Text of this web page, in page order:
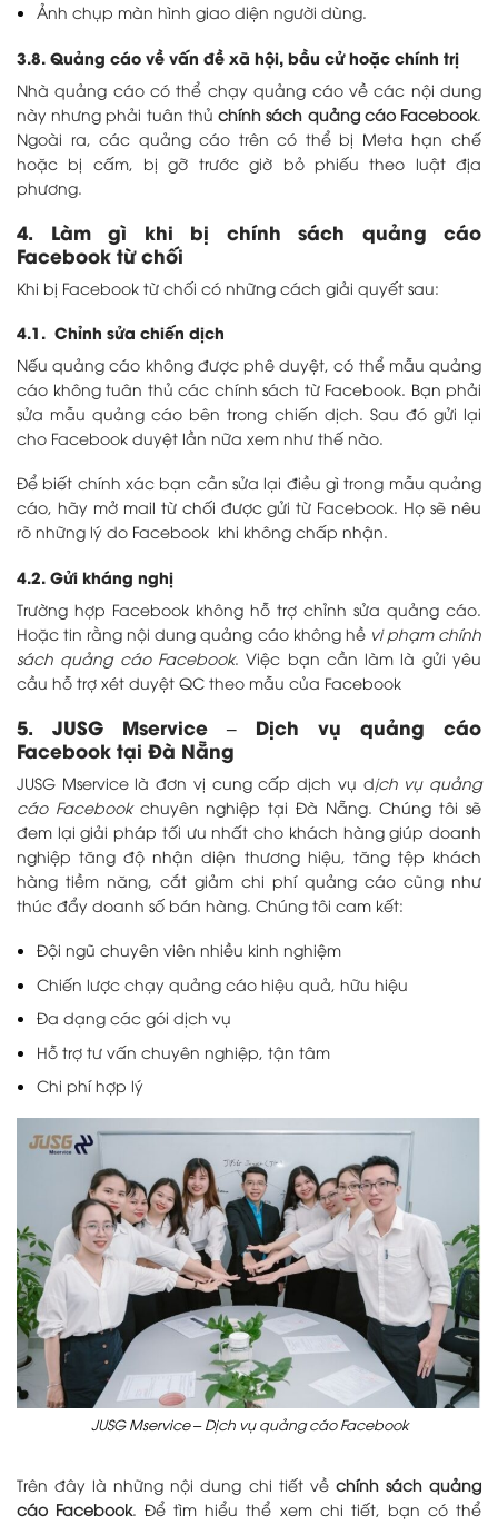
Ảnh chụp màn hình giao diện người dùng.
3.8. Quảng cáo về vấn đề xã hội, bầu cử hoặc chính trị
Nhà quảng cáo có thể chạy quảng cáo về các nội dung
này nhưng phải tuân thủ chính sách quảng cáo Facebook.
Ngoài ra, các quảng cáo trên có thể bị Meta hạn chế
hoặc bị cấm, bị gỡ trước giờ bỏ phiếu theo luật địa
phương.
4. Làm gì khi bị chính sách quảng cáo
Facebook từ chối
Khi bị Facebook từ chối có những cách giải quyết sau:
4.1. Chỉnh sửa chiến dịch
Nếu quảng cáo không được phê duyệt, có thể mẫu quảng
cáo không tuân thủ các chính sách từ Facebook. Bạn phải
sửa mẫu quảng cáo bên trong chiến dịch. Sau đó gửi lại
cho Facebook duyệt lần nữa xem như thế nào.
Để biết chính xác bạn cần sửa lại điều gì trong mẫu quảng
cáo, hãy mở mail từ chối được gửi từ Facebook. Họ sẽ nêu
rõ những lý do Facebook khi không chấp nhận.
4.2. Gửi kháng nghị
Trường hợp Facebook không hỗ trợ chỉnh sửa quảng cáo.
Hoặc tin rằng nội dung quảng cáo không hề vi phạm chính
sách quảng cáo Facebook. Việc bạn cần làm là gửi yêu
cầu hỗ trợ xét duyệt QC theo mẫu của Facebook
5. JUSG Mservice – Dịch vụ quảng cáo
Facebook tại Đà Nẵng
JUSG Mservice là đơn vị cung cấp dịch vụ dịch vụ quảng
cáo Facebookchuyên nghiệp tại Đà Nẵng. Chúng tôi sẽ
đem lại giải pháp tối ưu nhất cho khách hàng giúp doanh
nghiệp tăng độ nhận diện thương hiệu, tăng tệp khách
hàng tiềm năng, cắt giảm chi phí quảng cáo cũng như
thúc đẩy doanh số bán hàng. Chúng tôi cam kết:
Đội ngũ chuyên viên nhiều kinh nghiệm
Chiến lược chạy quảng cáo hiệu quả, hữu hiệu
Đa dạng các gói dịch vụ
Hỗ trợ tư vấn chuyên nghiệp, tận tâm
Chi phí hợp lý
JUSG Mservice – Dịch vụ quảng cáo Facebook
Trên đây là những nội dung chi tiết về chính sách quảng
cáo Facebook. Để tìm hiểu thể xem chi tiết, bạn có thể